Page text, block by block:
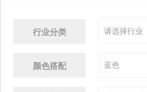
行业分类
颜色搭配